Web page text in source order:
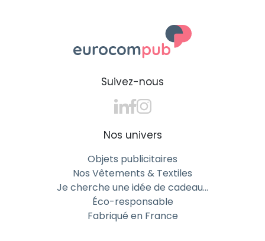
Suivez-nous
Nos univers
Objets publicitaires
Nos Vêtements & Textiles
Je cherche une idée de cadeau…
Éco-responsable
Fabriqué en France